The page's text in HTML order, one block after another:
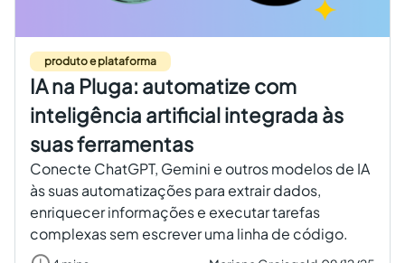
PT
produto e plataforma
IA na Pluga: automatize com
inteligência artificial integrada às
suas ferramentas
Conecte ChatGPT, Gemini e outros modelos de IA
às suas automatizações para extrair dados,
enriquecer informações e executar tarefas
complexas sem escrever uma linha de código.